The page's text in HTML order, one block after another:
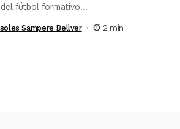
fútbol formativo...
Sampere Bellver 2 min